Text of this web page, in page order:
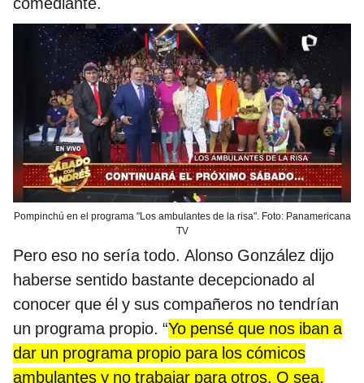
Pompinchú en el programa "Los ambulantes de la risa". Foto: Panamericana
TV
Pero eso no sería todo. Alonso González dijo
haberse sentido bastante decepcionado al
conocer que él y sus compañeros no tendrían
un programa propio. “Yo pensé que nos iban a
dar un programa propio para los cómicos
ambulantes y no trabajar para otros. O sea,